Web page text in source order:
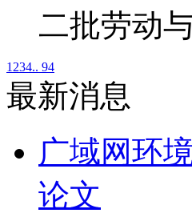
二批劳动
1 234.. 94
最新消息
广域网环
论文